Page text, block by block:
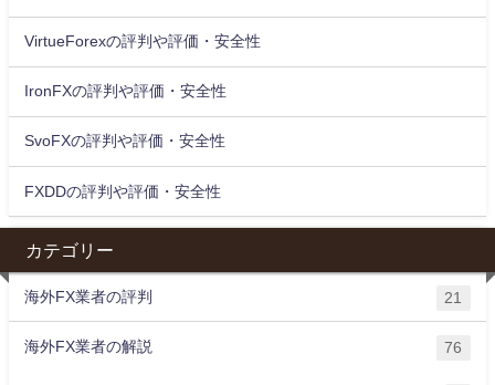
VirtueForexの評判や評価・安全性
IronFXの評判や評価・安全性
SvoFXの評判や評価・安全性
FXDDの評判や評価・安全性
カテゴリー
海外FX業者の評判 21
海外FX業者の解説 76